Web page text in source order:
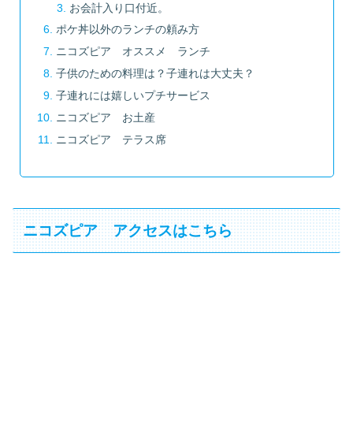
お会計入り口付近。
ポケ丼以外のランチの頼み方
ニコズピア オススメ ランチ
子供のための料理は？子連れは大丈夫？
子連れには嬉しいプチサービス
ニコズピア お土産
ニコズピア テラス席
ニコズピア アクセスはこちら